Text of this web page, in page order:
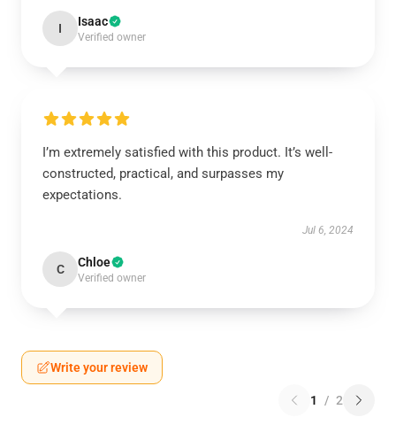
I Isaac
Verified owner
I’m extremely satisfied with this product. It’s well-
constructed, practical, and surpasses my
expectations.
Jul 6, 2024
C Chloe
Verified owner
Write your review
1 / 2